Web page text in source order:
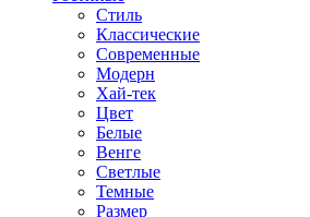
Стиль
Классические
Современные
Модерн
Хай-тек
Цвет
Белые
Венге
Светлые
Темные
Размер